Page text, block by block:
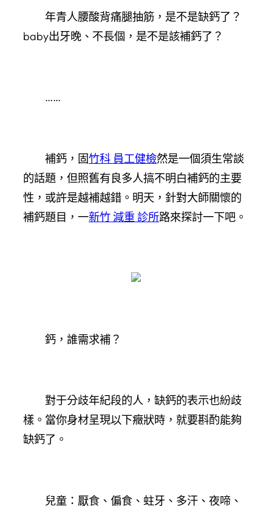
年青人腰酸背痛腿抽筋，是不是缺鈣了？
baby出牙晚、不長個，是不是該補鈣了？
……
補鈣，固竹科 員工健檢然是一個須生常談
的話題，但照舊有良多人搞不明白補鈣的主要
性，或許是越補越錯。明天，針對大師關懷的
補鈣題目，一新竹 減重 診所路來探討一下吧。
鈣，誰需求補？
對于分歧年紀段的人，缺鈣的表示也紛歧
樣。當你身材呈現以下癥狀時，就要斟酌能夠
缺鈣了。
兒童：厭食、偏食、蛀牙、多汗、夜啼、